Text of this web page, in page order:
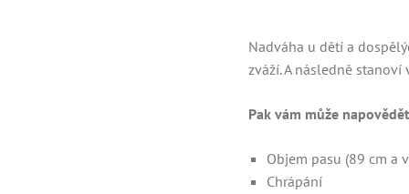
Nadváha u dětí a
zváží. A následně stanoví
Pak vám může
Objem pasu (89 cm a
Chrápání